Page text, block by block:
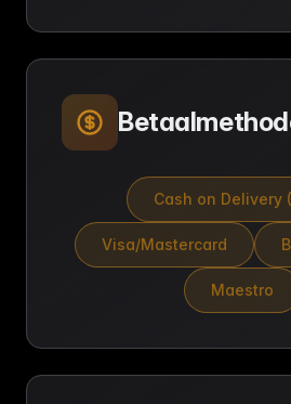
Cash on Delivery
Visa/Mastercard
Maestro